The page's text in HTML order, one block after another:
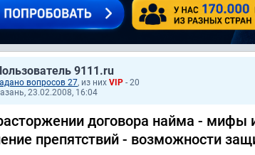
9111.ru
вопросов 27, из них VIP - 20
23.02.2008, 16:04
договора найма - мифы
препятствий - возможности